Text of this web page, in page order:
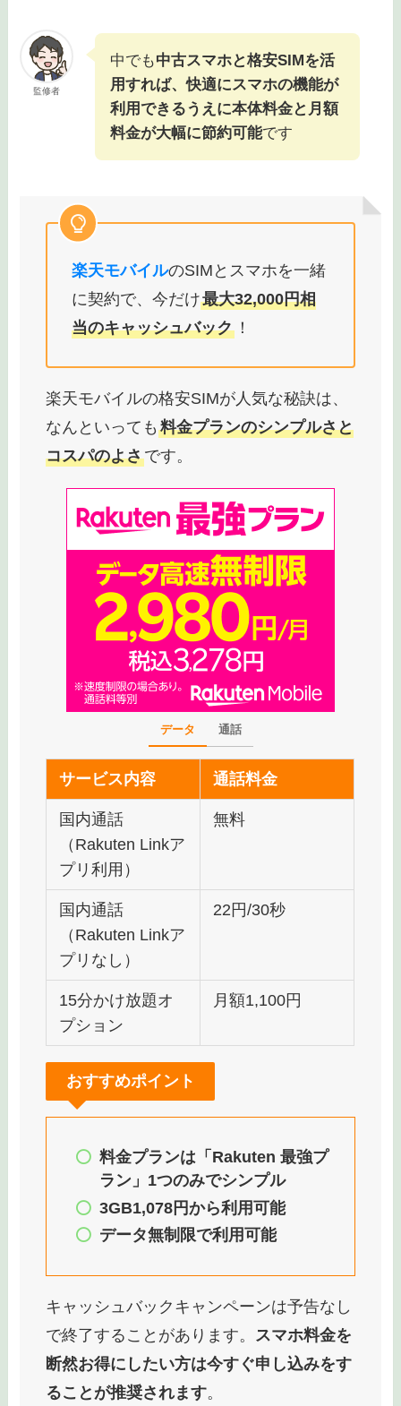
端末の不具合や劣化によって問題が生じる場合
や、問題が解決しない場合は機種変更をするのが
おすすめです。
用すれば、快適にスマホの機能が
利用できるうえに本体料金と月額
料金が大幅に節約可能です
楽天モバイルのSIMとスマホを一緒
当のキャッシュバック！
楽天モバイルの格安SIMが人気な秘訣は、
なんといっても料金プランのシンプルさと
コスパのよさです。
通話
サービス内容
国内通話
（Rakuten Linkア
プリ利用）
無料
国内通話
（Rakuten Linkア
15分かけ放題オ
プション
月額1,100円
料金プランは「Rakuten 最強プ
ラン」1つのみでシンプル
3GB1,078円から利用可能